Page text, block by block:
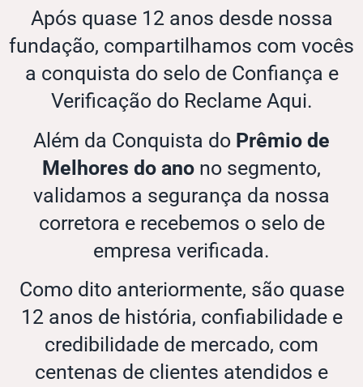
Após quase 12 anos desde nossa
fundação, compartilhamos com vocês
a conquista do selo de Confiança e
Verificação do Reclame Aqui.
Além da Conquista do Prêmio de
Melhores do ano no segmento,
validamos a segurança da nossa
corretora e recebemos o selo de
empresa verificada.
Como dito anteriormente, são quase
12 anos de história, confiabilidade e
credibilidade de mercado, com
centenas de clientes atendidos e